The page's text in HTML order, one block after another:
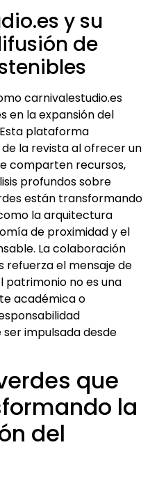
y su
de
carnivalestudio.es
en la expansión del
plataforma
la revista al ofrecer un
comparten recursos,
profundos sobre
están transformando
la arquitectura
de proximidad y el
La colaboración
el mensaje de
patrimonio no es una
académica o
impulsada desde
que
la
del